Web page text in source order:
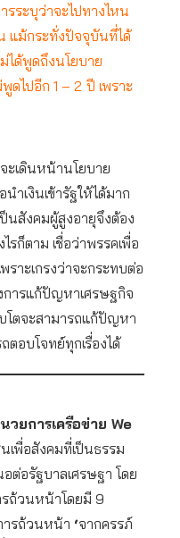
รระบุว่าจะไปทางไหน
แม้กระทั่งปัจจุบันที่ได้
ได้พูดถึงนโยบาย
ดไปอีก 1 – 2 ปี เพราะ
ะเดินหน้านโยบาย
ำเงินเข้ารัฐให้ได้มาก
นสังคมผู้สูงอายุจึงต้อง
รก็ตาม เชื่อว่าพรรคเพื่อ
ราะเกรงว่าจะกระทบต่อ
ารแก้ปัญหาเศรษฐกิจ
โตจะสามารถแก้ปัญหา
ตอบโจทย์ทุกเรื่องได้
ยการเครือข่าย We
เพื่อสังคมที่เป็นธรรม
ต่อรัฐบาลเศรษฐา โดย
รถ้วนหน้าโดยมี 9
ารถ้วนหน้า ‘จากครรภ์